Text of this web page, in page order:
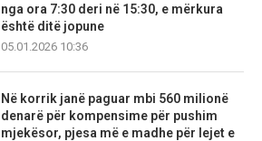
nga ora 7:30 deri në 15:30, e mërkura
është ditë jopune
05.01.2026 10:36
Në korrik janë paguar mbi 560 milionë
denarë për kompensime për pushim
mjekësor, pjesa më e madhe për lejet e